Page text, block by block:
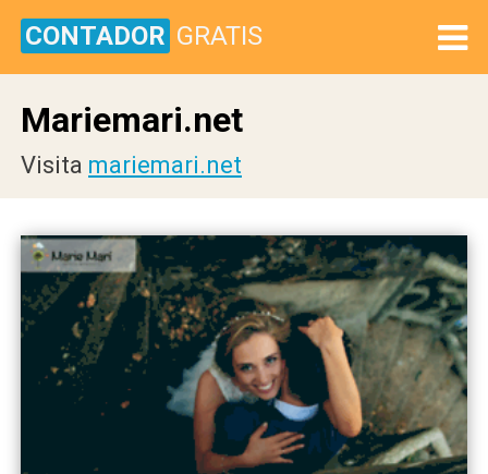
CONTADOR GRATIS
Mariemari.net
Visita mariemari.net